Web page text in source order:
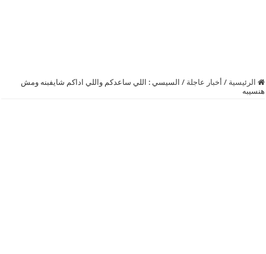
الرئيسية / أخبار عاجلة / السيسي : اللي ساعدكم واللي اداكم شايفبنه ومش
هنسيبه